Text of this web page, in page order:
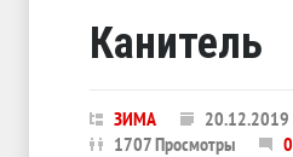
Канитель
ЗИМА 20.12.2019
1707 Просмотры